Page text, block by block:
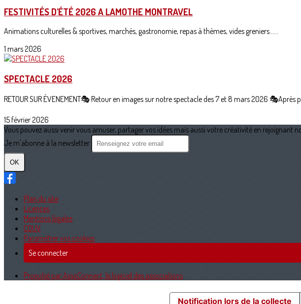
FESTIVITÉS D'ÉTÉ 2026 A LAMOTHE MONTRAVEL
Animations culturelles & sportives, marchés, gastronomie, repas à thèmes, vides greniers......
1 mars 2026
SPECTACLE 2026
RETOUR SUR ÉVENEMENT🎭 Retour en images sur notre spectacle des 7 et 8 mars 2026 🎭Après
15 février 2026
Vous pouvez aussi venir vous amuser, partager vos idées mais aussi votre créativité en rejoignant
Je m'abonne à la newsletter
OK
Plan du site
Licences
Mentions légales
CGUV
Paramétrer vos cookies
Se connecter
Propulsé par AssoConnect, le logiciel des associations
Notification lors de la collecte